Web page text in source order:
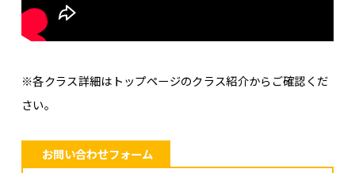
※各クラス詳細はトップページのクラス紹介からご確認くだ
さい。
お問い合わせフォーム